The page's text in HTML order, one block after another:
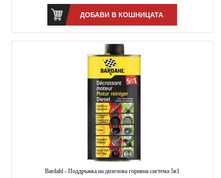
Bardahl - Поддръжка на дизелова горивна система 5в1